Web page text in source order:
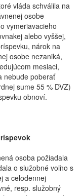
vláda schválila na
osobe
vymeriavacieho
alebo vyššej,
nárok na
osobe nezaniká,
mesiaci,
nebude poberať
sume 55 % DVZ)
obnoví.
osoba požiadala
o služobné voľno s
a celodennej
resp. služobný